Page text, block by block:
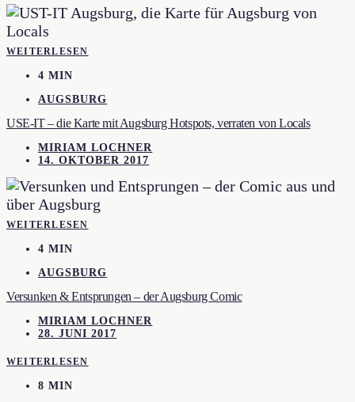
WEITERLESEN
4 MIN
AUGSBURG
USE-IT – die Karte mit Augsburg Hotspots, verraten von Locals
MIRIAM LOCHNER
14. OKTOBER 2017
WEITERLESEN
4 MIN
AUGSBURG
Versunken & Entsprungen – der Augsburg Comic
MIRIAM LOCHNER
28. JUNI 2017
WEITERLESEN
8 MIN